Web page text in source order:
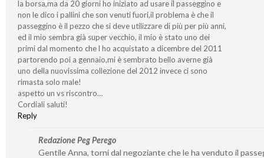
la borsa,ma da 20 giorni ho iniziato ad usare il passeggino e
non le dico i pallini che son venuti fuori,il problema è che il
passeggino è il pezzo che si deve utilizzare di più per più anni,
ed il mio sembra già super vecchio, il mio è stato uno dei
primi dal momento che l ho acquistato a dicembre del 2011
partorendo poi a gennaio,mi è sembrato bello averne già
uno della nuovissima collezione del 2012 invece ci sono
rimasta solo male!
aspetto un vs riscontro…
Cordiali saluti!
Reply
Redazione Peg Perego
Gentile Anna, torni dal negoziante che le ha venduto il